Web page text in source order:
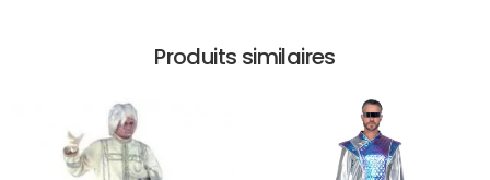
Produits similaires